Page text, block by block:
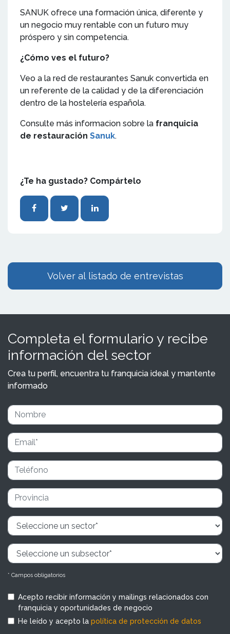
SANUK ofrece una formación única, diferente y
un negocio muy rentable con un futuro muy
próspero y sin competencia.
¿Cómo ves el futuro?
Veo a la red de restaurantes Sanuk convertida en
un referente de la calidad y de la diferenciación
dentro de la hostelería española.
Consulte más informacion sobre la franquicia
de restauración Sanuk.
¿Te ha gustado? Compártelo
Volver al listado de entrevistas
Completa el formulario y recibe
información del sector
Crea tu perfil, encuentra tu franquicia ideal y mantente
informado
* Campos obligatorios
Acepto recibir información y mailings relacionados con
franquicia y oportunidades de negocio
He leído y acepto la política de protección de datos